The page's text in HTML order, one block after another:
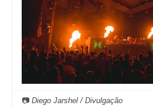
📷 Diego Jarshel / Divulgação